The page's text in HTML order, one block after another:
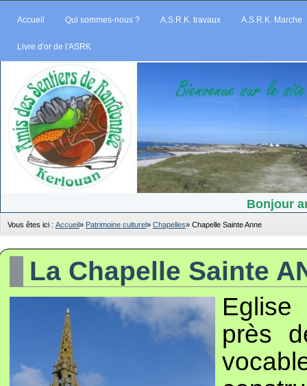
Accueil Qui sommes-nous ? A.S.R.K. travaux A.S.R.K. Marche
Livre d'or de l'ASRK
Bonjour
Vous êtes ici : Accueil» Patrimoine culturel» Chapelles» Chapelle Sainte Anne
La Chapelle Sainte
Eglise
près